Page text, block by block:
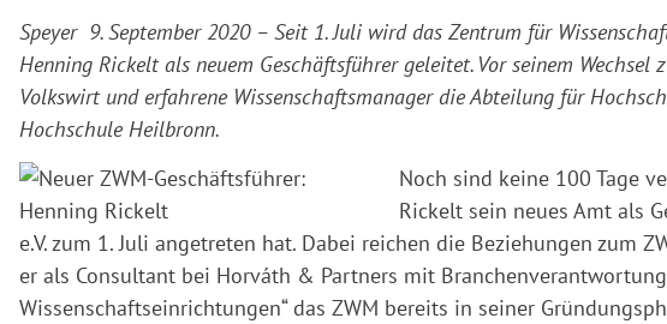
Speyer 9. September 2020 – Seit 1. Juli wird das Zentrum für
Henning Rickelt als neuem Geschäftsführer geleitet. Vor seinem Wechsel
Volkswirt und erfahrene Wissenschaftsmanager die Abteilung für
Hochschule Heilbronn.
Noch sind keine 100 Tage
Rickelt sein neues Amt als
e.V. zum 1. Juli angetreten hat. Dabei reichen die Beziehungen zum
er als Consultant bei Horváth & Partners mit
Wissenschaftseinrichtungen“ das ZWM bereits in seiner